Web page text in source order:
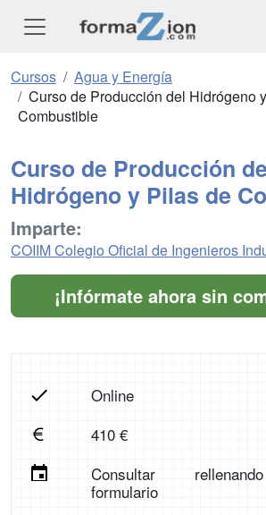
Cursos
Agua y Energía
Curso de Producción del Hidrógeno
Combustible
Curso de Producción
Hidrógeno y Pilas de
Imparte:
COIIM Colegio Oficial de Ingenieros
¡Infórmate ahora sin
Online
410 €
Consultar
formulario